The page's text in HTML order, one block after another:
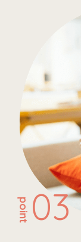
point 03